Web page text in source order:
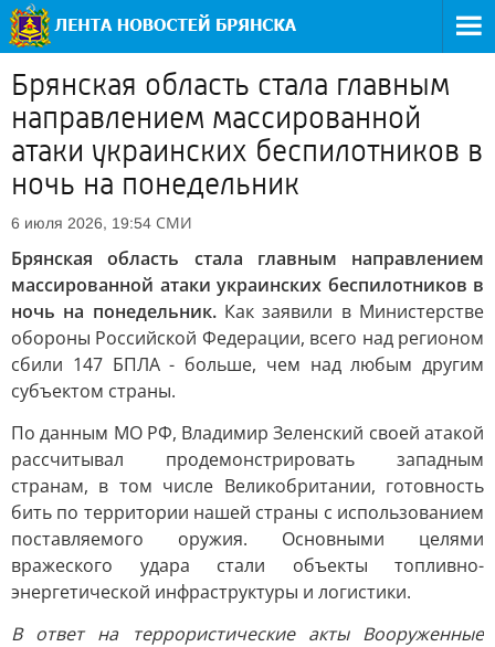
Брянская область стала главным
направлением массированной
атаки украинских беспилотников в
ночь на понедельник
6 июля 2026, 19:54 СМИ
Брянская область стала главным направлением
массированной атаки украинских беспилотников в
ночь на понедельник.Как заявили в Министерстве
обороны Российской Федерации, всего над регионом
сбили 147 БПЛА - больше, чем над любым другим
субъектом страны.
По данным МО РФ, Владимир Зеленский своей атакой
рассчитывал продемонстрировать западным
странам, в том числе Великобритании, готовность
бить по территории нашей страны с использованием
поставляемого оружия. Основными целями
вражеского удара стали объекты топливно-
энергетической инфраструктуры и логистики.
В ответ на террористические акты Вооруженные